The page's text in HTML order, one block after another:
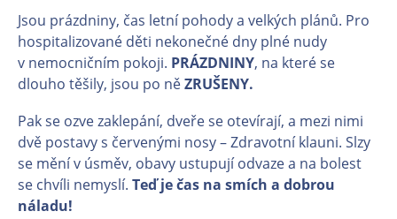
Jsou prázdniny, čas letní pohody a velkých plánů. Pro
hospitalizované děti nekonečné dny plné nudy
v nemocničním pokoji. PRÁZDNINY, na které se
dlouho těšily, jsou po něZRUŠENY.
Pak se ozve zaklepání, dveře se otevírají, a mezi nimi
dvě postavy s červenými nosy – Zdravotní klauni. Slzy
se mění v úsměv, obavy ustupují odvaze a na bolest
se chvíli nemyslí. Teď je čas na smích a dobrou
náladu!